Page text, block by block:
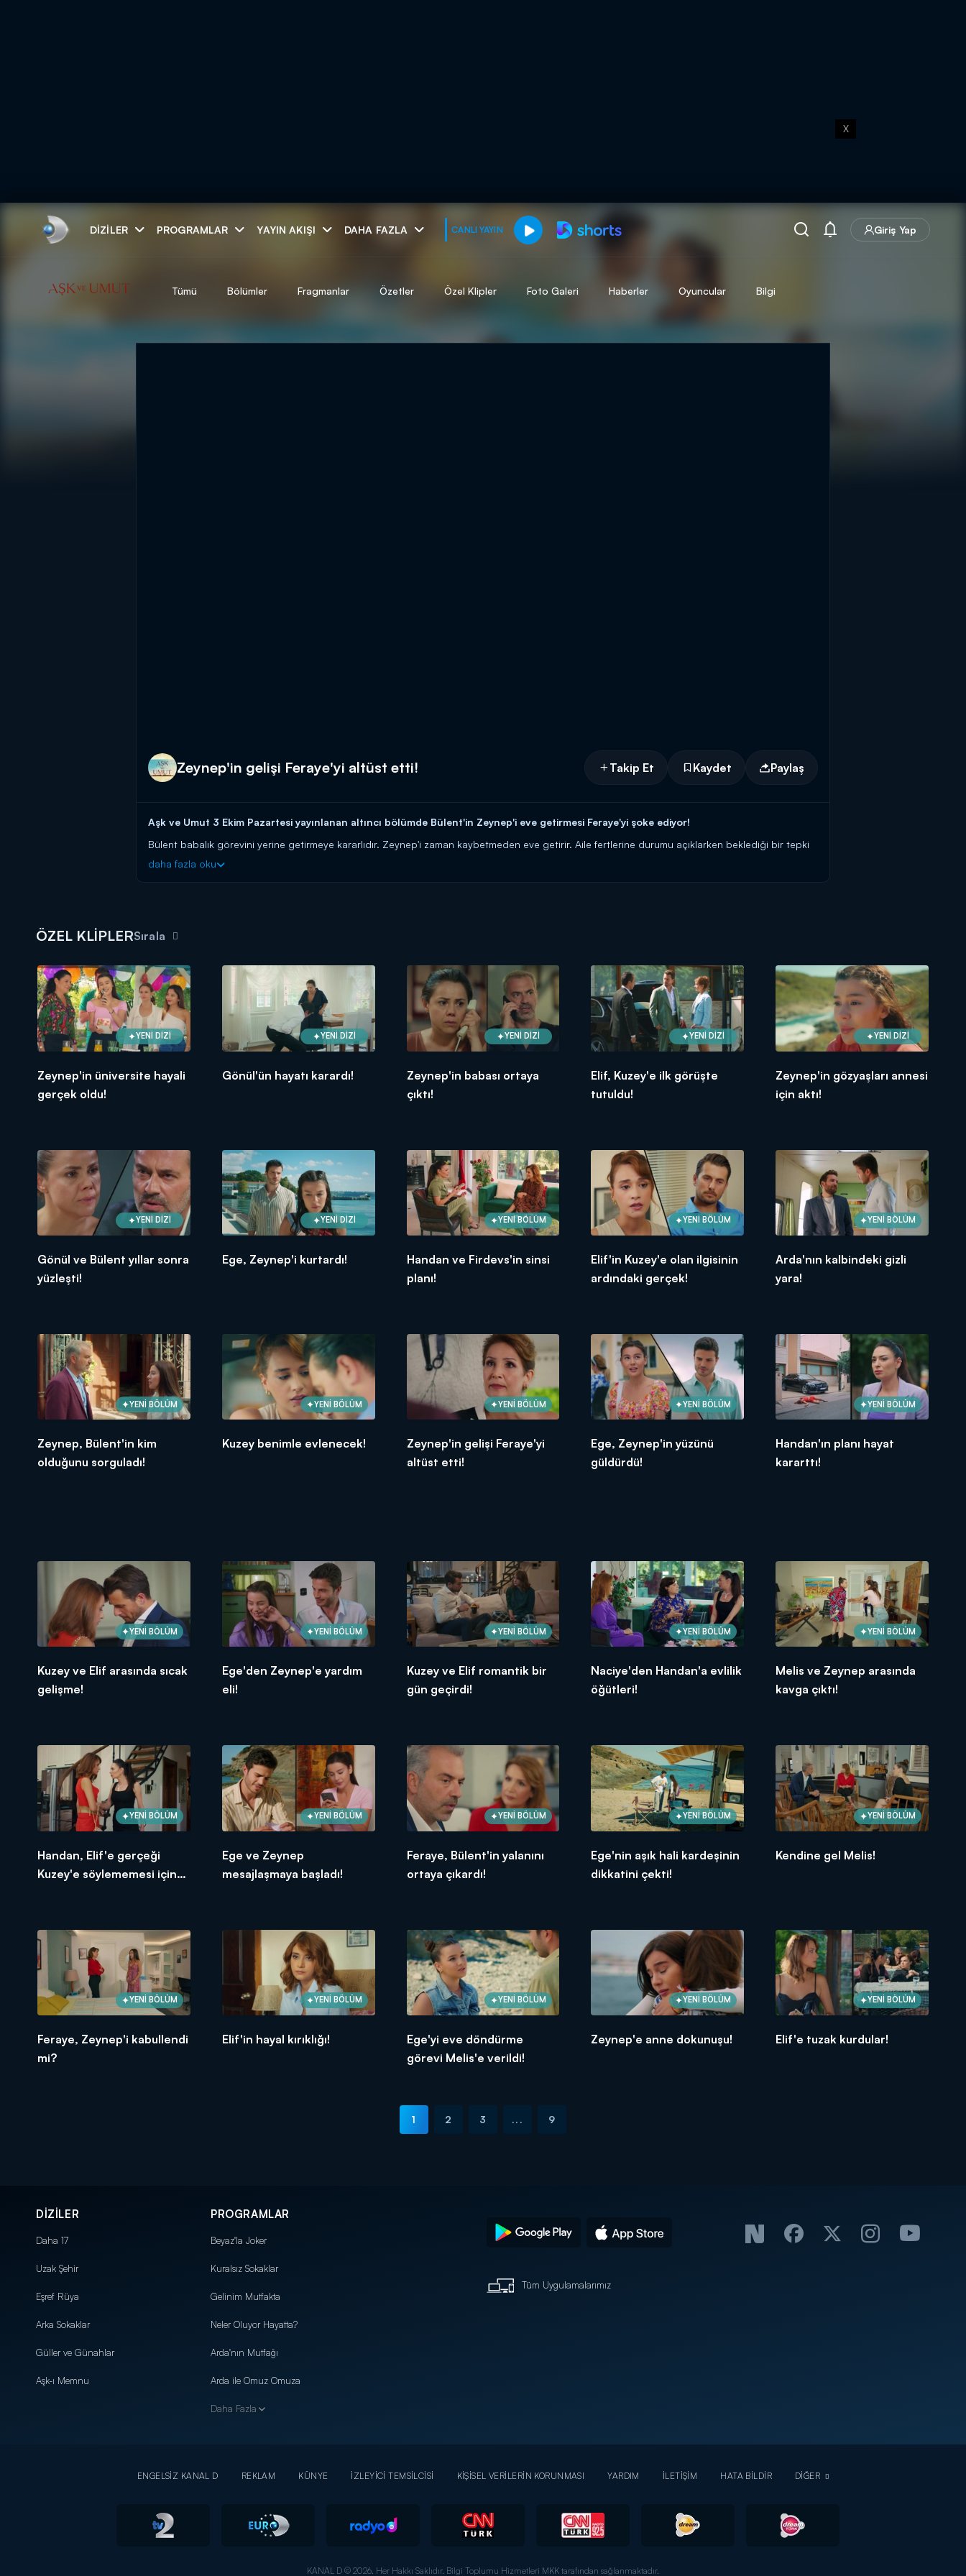
X
DIZILER PROGRAMLAR YAYIN AKIŞI DAHA FAZLA CANLI YAYIN Giriş Yap
muhteşem ikili
Tümü Bölümler Fragmanlar Özetler Özel Klipler Foto Galeri Haberler Oyuncular Bilgi
Zeynep'in gelişi Feraye'yi altüst etti! Takip Et Kaydet Paylaş
Aşk ve Umut 3 Ekim Pazartesi yayınlanan altıncı bölümde Bülent'in Zeynep'i eve getirmesi Feraye'yi şoke ediyor!
Bülent babalık görevini yerine getirmeye kararlıdır. Zeynep'i zaman kaybetmeden eve getirir. Aile fertlerine durumu açıklarken beklediği bir tepki
ile karşılaşır. Feraye, hiç tanımadığı bir kızın kendileriyle birlikte yaşayacaklarını öğrenince çok sinirlenir.
daha fazla oku
ÖZEL KLİPLERSırala
YENİ DİZİ
Zeynep'in üniversite hayali
gerçek oldu!
YENİ DİZİ
Gönül'ün hayatı karardı!
YENİ DİZİ
Zeynep'in babası ortaya
çıktı!
YENİ DİZİ
Elif, Kuzey'e ilk görüşte
tutuldu!
YENİ DİZİ
Zeynep'in gözyaşları annesi
için aktı!
YENİ DİZİ
Gönül ve Bülent yıllar sonra
yüzleşti!
YENİ DİZİ
Ege, Zeynep'i kurtardı!
YENİ BÖLÜM
Handan ve Firdevs'in sinsi
planı!
YENİ BÖLÜM
Elif'in Kuzey'e olan ilgisinin
ardındaki gerçek!
YENİ BÖLÜM
Arda'nın kalbindeki gizli
yara!
YENİ BÖLÜM
Zeynep, Bülent'in kim
olduğunu sorguladı!
YENİ BÖLÜM
Kuzey benimle evlenecek!
YENİ BÖLÜM
Zeynep'in gelişi Feraye'yi
altüst etti!
YENİ BÖLÜM
Ege, Zeynep'in yüzünü
güldürdü!
YENİ BÖLÜM
Handan'ın planı hayat
kararttı!
YENİ BÖLÜM
Kuzey ve Elif arasında sıcak
gelişme!
YENİ BÖLÜM
Ege'den Zeynep'e yardım
eli!
YENİ BÖLÜM
Kuzey ve Elif romantik bir
gün geçirdi!
YENİ BÖLÜM
Naciye'den Handan'a evlilik
öğütleri!
YENİ BÖLÜM
Melis ve Zeynep arasında
kavga çıktı!
YENİ BÖLÜM
Handan, Elif'e gerçeği
Kuzey'e söylememesi için
YENİ BÖLÜM
Ege ve Zeynep
mesajlaşmaya başladı!
YENİ BÖLÜM
Feraye, Bülent'in yalanını
ortaya çıkardı!
YENİ BÖLÜM
Ege'nin aşık hali kardeşinin
dikkatini çekti!
YENİ BÖLÜM
Kendine gel Melis!
YENİ BÖLÜM
Feraye, Zeynep'i kabullendi
mi?
YENİ BÖLÜM
Elif'in hayal kırıklığı!
YENİ BÖLÜM
Ege'yi eve döndürme
görevi Melis'e verildi!
YENİ BÖLÜM
Zeynep'e anne dokunuşu!
YENİ BÖLÜM
Elif'e tuzak kurdular!
1 2 3 ... 9
DİZİLER
Daha 17
Uzak Şehir
Eşref Rüya
Arka Sokaklar
Güller ve Günahlar
Aşk-ı Memnu
PROGRAMLAR
Beyaz'la Joker
Kuralsız Sokaklar
Gelinim Mutfakta
Neler Oluyor Hayatta?
Arda'nın Mutfağı
Arda ile Omuz Omuza
Daha Fazla
Tüm Uygulamalarımız
ENGELSİZ KANAL D REKLAM KÜNYE İZLEYİCİ TEMSİLCİSİ KİŞİSEL VERİLERİN KORUNMASI YARDIM İLETİŞİM HATA BİLDİR DİĞER
KANAL D © 2026. Her Hakkı Saklıdır. Bilgi Toplumu Hizmetleri MKK tarafından sağlanmaktadır.